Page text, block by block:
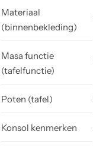
Materiaal
(binnenbekleding)
Masa functie
(tafelfunctie)
Poten (tafel)
Konsol kenmerken